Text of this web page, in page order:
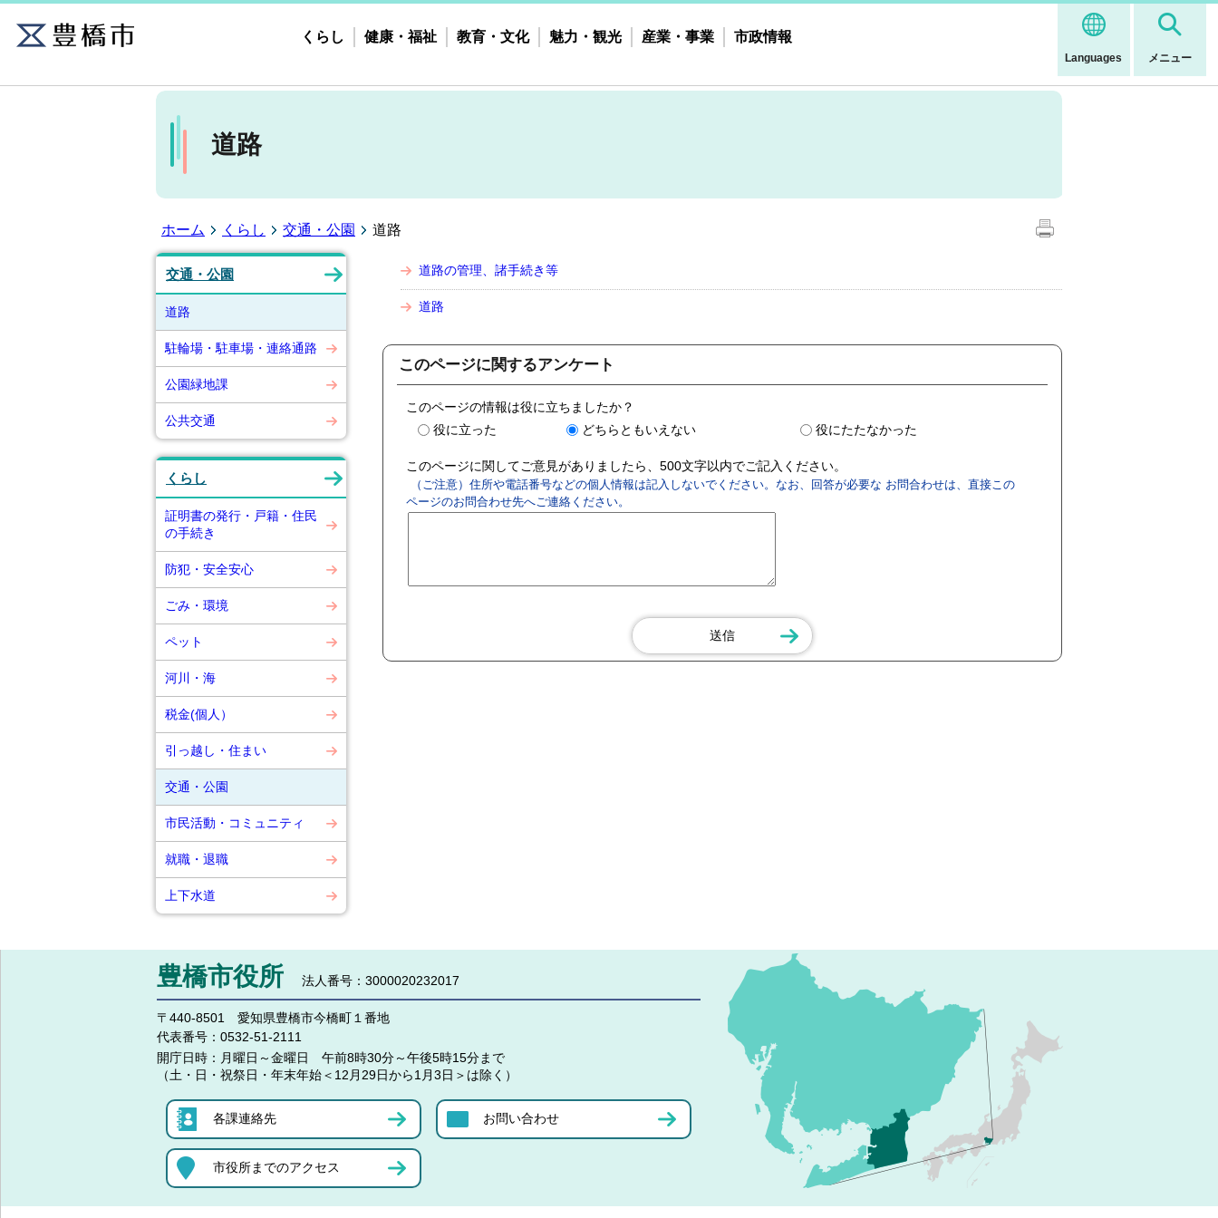
Languages メニュー
くらし 健康・福祉 教育・文化 魅力・観光 産業・事業 市政情報
道路
ホーム くらし 交通・公園 道路
交通・公園
道路
駐輪場・駐車場・連絡通路
公園緑地課
公共交通
くらし
証明書の発行・戸籍・住民
の手続き
防犯・安全安心
ごみ・環境
ペット
河川・海
税金(個人）
引っ越し・住まい
交通・公園
市民活動・コミュニティ
就職・退職
上下水道
道路の管理、諸手続き等
道路
このページに関するアンケート
このページの情報は役に立ちましたか？
役に立った
どちらともいえない 役にたたなかった
このページに関してご意見がありましたら、500文字以内でご記入ください。
（ご注意）住所や電話番号などの個人情報は記入しないでください。なお、回答が必要な お問合わせは、直接この
ページのお問合わせ先へご連絡ください。
豊橋市役所 法人番号：3000020232017
〒440-8501 愛知県豊橋市今橋町１番地
代表番号： 0532-51-2111
開庁日時： 月曜日～金曜日 午前8時30分～午後5時15分まで
（土・日・祝祭日・年末年始＜12月29日から1月3日＞は除く）
各課連絡先 お問い合わせ
市役所までのアクセス